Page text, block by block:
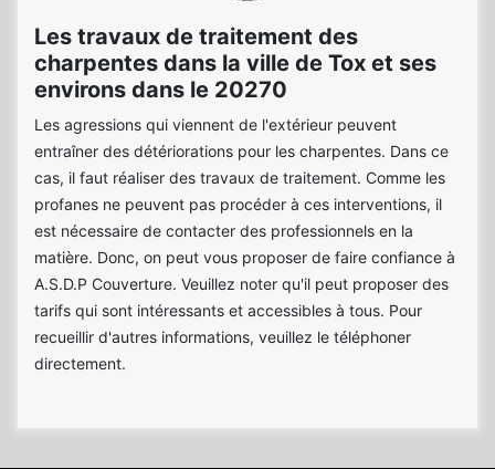
Les travaux de traitement des
charpentes dans la ville de Tox et ses
environs dans le 20270
Les agressions qui viennent de l'extérieur peuvent
entraîner des détériorations pour les charpentes. Dans ce
cas, il faut réaliser des travaux de traitement. Comme les
profanes ne peuvent pas procéder à ces interventions, il
est nécessaire de contacter des professionnels en la
matière. Donc, on peut vous proposer de faire confiance à
A.S.D.P Couverture. Veuillez noter qu'il peut proposer des
tarifs qui sont intéressants et accessibles à tous. Pour
recueillir d'autres informations, veuillez le téléphoner
directement.